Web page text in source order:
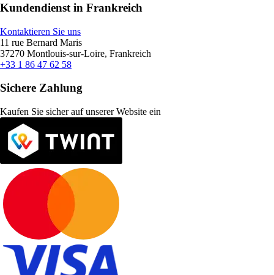
Kundendienst in Frankreich
Kontaktieren Sie uns
11 rue Bernard Maris
37270 Montlouis-sur-Loire, Frankreich
+33 1 86 47 62 58
Sichere Zahlung
Kaufen Sie sicher auf unserer Website ein